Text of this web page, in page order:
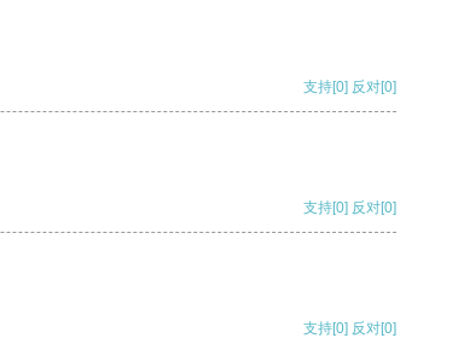
支持[0] 反对[0]
支持[0] 反对[0]
支持[0] 反对[0]